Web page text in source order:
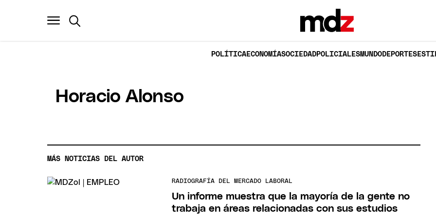
POLÍTICAECONOMÍASOCIEDADPOLICIALESMUNDODEPORTES
Horacio Alonso
MÁS NOTICIAS DEL AUTOR
RADIOGRAFÍA DEL MERCADO LABORAL
Un informe muestra que la mayoría de la gente no
trabaja en áreas relacionadas con sus estudios